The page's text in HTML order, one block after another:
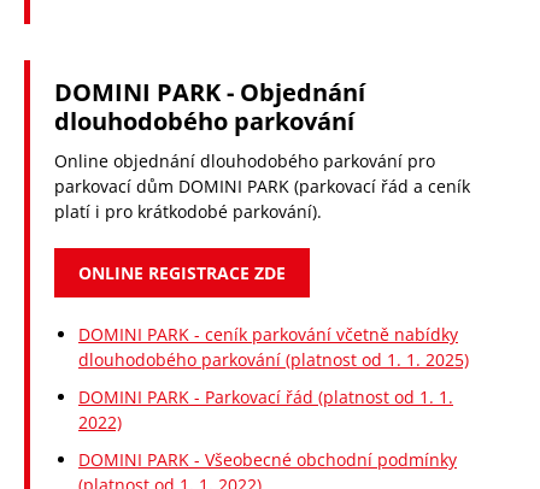
D
DOMINI PARK - Objednání
dlouhodobého parkování
Online objednání dlouhodobého parkování pro
parkovací dům DOMINI PARK (parkovací řád a ceník
platí i pro krátkodobé parkování).
ONLINE REGISTRACE ZDE
DOMINI PARK - ceník parkování včetně nabídky
dlouhodobého parkování (platnost od 1. 1. 2025)
DOMINI PARK - Parkovací řád (platnost od 1. 1.
2022)
DOMINI PARK - Všeobecné obchodní podmínky